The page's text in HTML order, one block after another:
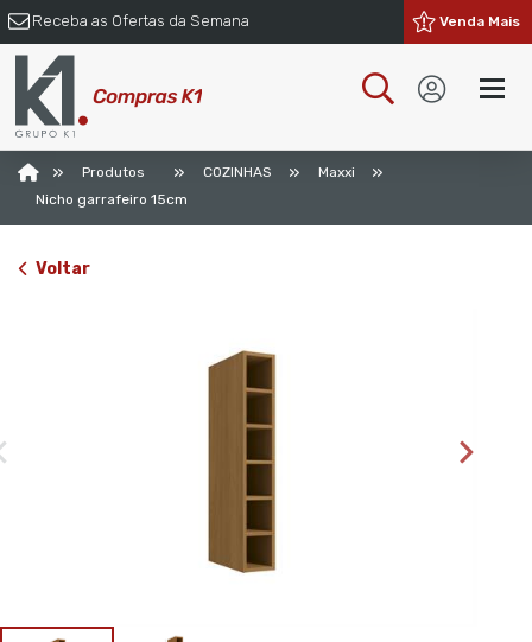
Receba as Ofertas da Semana Venda Mais
» Produtos » COZINHAS » Maxxi »
Nicho garrafeiro 15cm
Voltar